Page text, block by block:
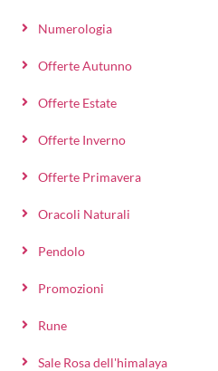
Numerologia
Offerte Autunno
Offerte Estate
Offerte Inverno
Offerte Primavera
Oracoli Naturali
Pendolo
Promozioni
Rune
Sale Rosa dell'himalaya